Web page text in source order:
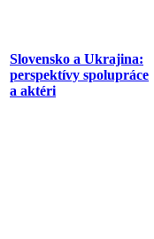
Slovensko a Ukrajina:
perspektívy spolupráce
a aktéri